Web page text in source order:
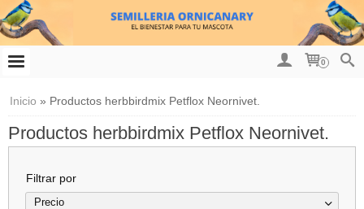
0
Inicio » Productos herbbirdmix Petflox Neornivet.
Productos herbbirdmix Petflox Neornivet.
Filtrar por
Precio